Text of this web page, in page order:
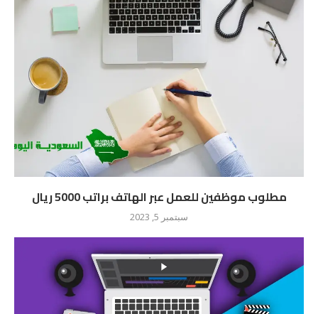
مطلوب موظفين للعمل عبر الهاتف براتب 5000 ريال
سبتمبر 5, 2023